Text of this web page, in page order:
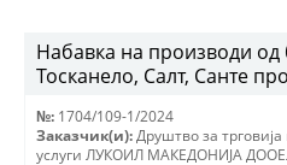
Набавка на производи
Тосканело, Салт, Санте
№: 1704/109-1/2024
Заказчик(и): Друштво за
услуги ЛУКОИЛ МАКЕДОНИJА